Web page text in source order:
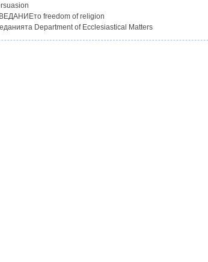
freedom of religion
Department of Ecclesiastical Matters